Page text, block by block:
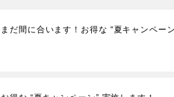
まだ間に合います！お得な “夏キャンペー